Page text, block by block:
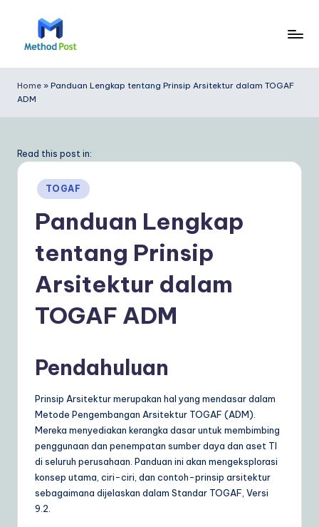
e
t
o
In
si
Y
Home » Panduan Lengkap tentang Prinsip Arsitektur dalam TOGAF
ADM
Read this post in:
Posted
in
TOGAF
Panduan Lengkap
tentang Prinsip
Arsitektur dalam
TOGAF ADM
Pendahuluan
Prinsip Arsitektur merupakan hal yang mendasar dalam
Metode Pengembangan Arsitektur TOGAF (ADM).
Mereka menyediakan kerangka dasar untuk membimbing
penggunaan dan penempatan sumber daya dan aset TI
di seluruh perusahaan. Panduan ini akan mengeksplorasi
konsep utama, ciri-ciri, dan contoh-prinsip arsitektur
sebagaimana dijelaskan dalam Standar TOGAF, Versi
9.2.